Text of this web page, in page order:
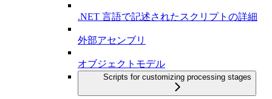
.NET 言語で記述されたスクリプトの詳細
外部アセンブリ
オブジェクトモデル
Scripts for customizing processing stages